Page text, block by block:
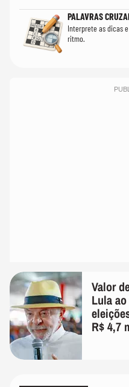
PALAVRAS
Interprete as dicas
ritmo.
Valor
Lula
R$ 4,7